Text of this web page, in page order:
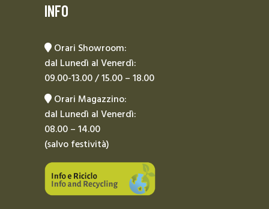
INFO
Orari Showroom:
dal Lunedì al Venerdì:
09.00-13.00 / 15.00 – 18.00
Orari Magazzino:
dal Lunedì al Venerdì:
08.00 – 14.00
(salvo festività)